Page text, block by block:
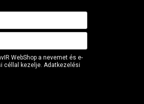
WebShop a nevemet és e-
céllal kezelje. Adatkezelési